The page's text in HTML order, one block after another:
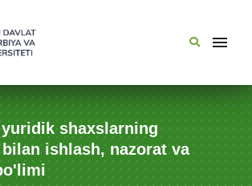
shaxslarning
ishlash, nazorat va